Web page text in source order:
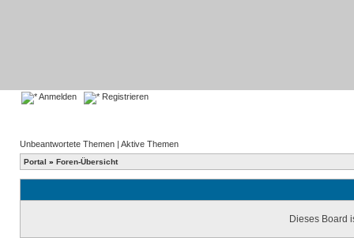
Anmelden Registrieren
Unbeantwortete Themen | Aktive Themen
Portal » Foren-Übersicht
Dieses Board